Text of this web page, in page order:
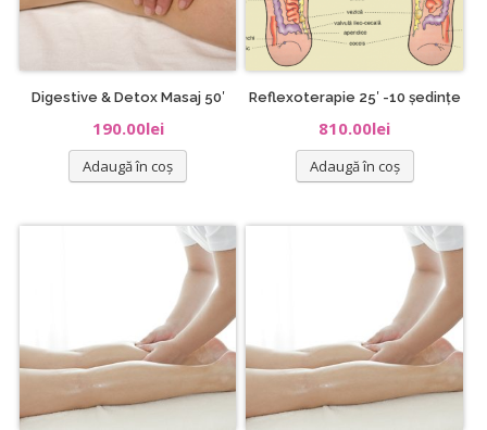
Digestive & Detox Masaj 50′
190.00lei
Adaugă în coș
Reflexoterapie 25′ -10 ședințe
810.00lei
Adaugă în coș